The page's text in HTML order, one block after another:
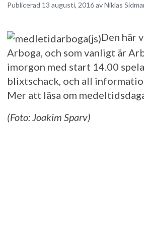
Publicerad 13 augusti, 2016 av Niklas
Den här
Arboga, och som vanligt är
imorgon med start 14.00
blixtschack, och all
Mer att läsa om
(Foto: Joakim Sparv)